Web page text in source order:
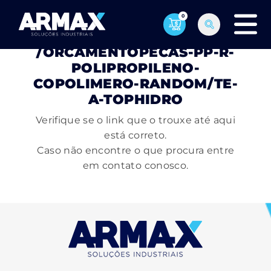
0
PÁGINA NÃO ENCONTRADA
/ORCAMENTOPECAS-PP-R-
POLIPROPILENO-
COPOLIMERO-RANDOM/TE-
A-TOPHIDRO
Verifique se o link que o trouxe até aqui
está correto.
Caso não encontre o que procura entre
em contato conosco.